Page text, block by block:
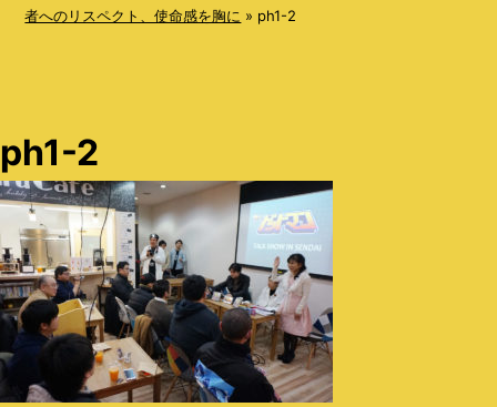
e
n
者へのリスペクト、使命感を胸に » ph1-2
ph1-2